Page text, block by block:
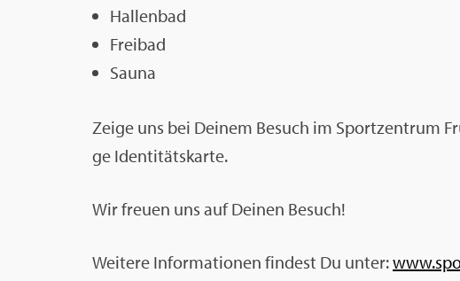
Hal­len­bad
Frei­bad
Sauna
Zeige uns bei Dei­nem Be­such im Sport­zen­trum
ge Iden­ti­täts­kar­te.
Wir freu­en uns auf Dei­nen Be­such!
Wei­te­re In­for­ma­tio­nen fin­dest Du unter: